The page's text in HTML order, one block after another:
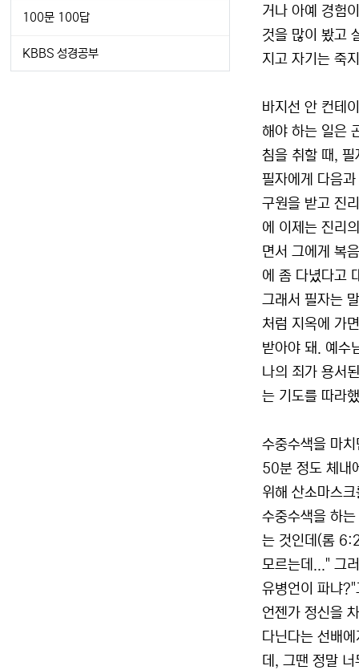
거나 아예 경험
것을 많이 봤고
지고 자기는 죽
바지선 안 컨테
해야 하는 일은
침을 취할 때, 필
필자에게 다음
구원을 받고 진
에 이제는 진리
면서 그에게 복
에 좀 다녔다고
그래서 필자는
처럼 지옥에 가
받아야 돼. 예수
나의 죄가 용서
는 기도를 따라
수중수색을 마
50분 정도 체내
위해 산소마스
수중수색을 하
는 것인데(롬
모르는데..." 그
유병언이 파냐
언젠가 정신을
다닌다는 선배
데, 그땐 정말 너
100문 100답
KBBS 성경공부